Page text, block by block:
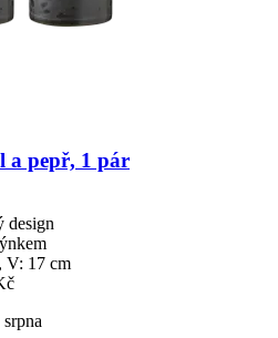
a pepř, 1 pár
design
V: 17 cm